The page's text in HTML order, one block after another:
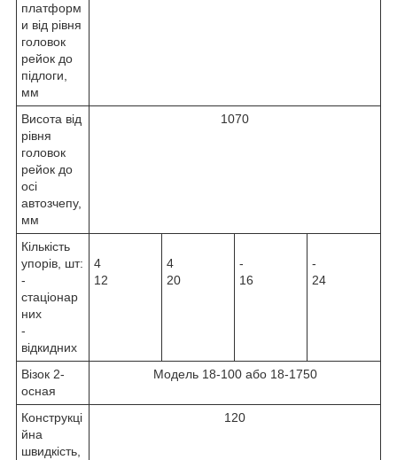
платформ
и від рівня
головок
рейок до
підлоги,
мм
Висота від
рівня
головок
рейок до
осі
автозчепу,
мм
1070
Кількість
упорів, шт:
-
стаціонар
них
-
відкидних
4
12
4
20
-
16
-
24
Візок 2-
осная
Модель 18-100 або 18-1750
Конструкці
йна
швидкість,
120